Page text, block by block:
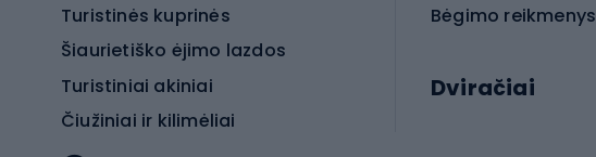
Turistinės kuprinės
Šiaurietiško ėjimo lazdos
Turistiniai akiniai
Čiužiniai ir kilimėliai
Bėgimo reikmenys
Dviračiai